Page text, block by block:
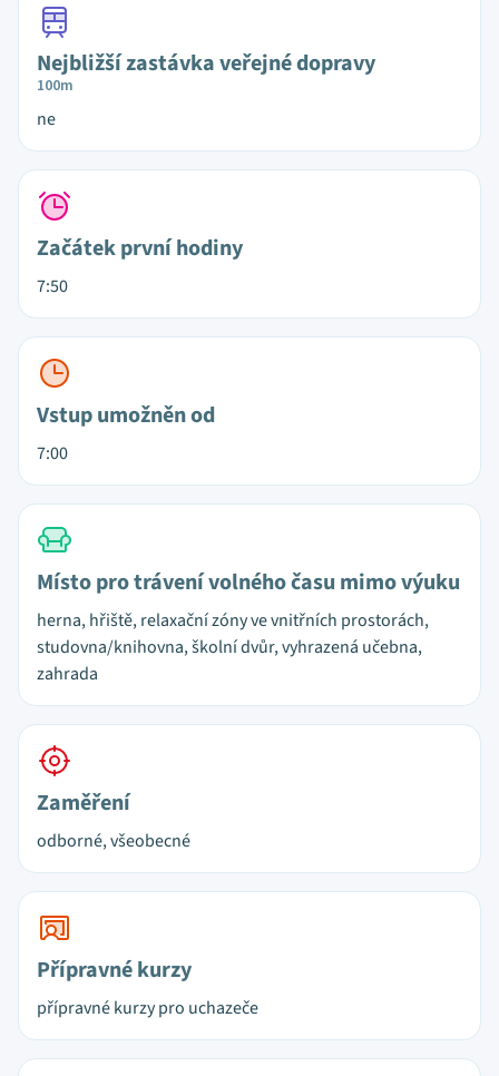
Nejbližší zastávka veřejné dopravy
100m
ne
Začátek první hodiny
7:50
Vstup umožněn od
7:00
Místo pro trávení volného času mimo výuku
herna, hřiště, relaxační zóny ve vnitřních prostorách,
studovna/knihovna, školní dvůr, vyhrazená učebna,
zahrada
Zaměření
odborné, všeobecné
Přípravné kurzy
přípravné kurzy pro uchazeče